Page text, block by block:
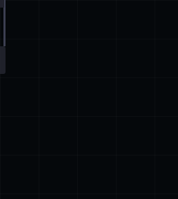
don't have enough cores